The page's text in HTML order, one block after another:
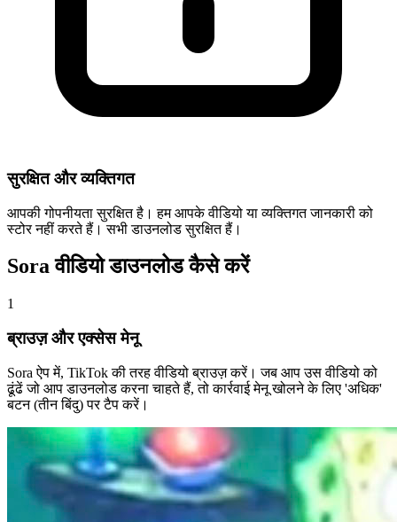
सुरक्षित और व्यक्तिगत
आपकी गोपनीयता सुरक्षित है। हम आपके वीडियो या व्यक्तिगत जानकारी को
स्टोर नहीं करते हैं। सभी डाउनलोड सुरक्षित हैं।
Sora वीडियो डाउनलोड कैसे करें
1
ब्राउज़ और एक्सेस मेनू
Sora ऐप में, TikTok की तरह वीडियो ब्राउज़ करें। जब आप उस वीडियो को
ढूंढें जो आप डाउनलोड करना चाहते हैं, तो कार्रवाई मेनू खोलने के लिए 'अधिक'
बटन (तीन बिंदु) पर टैप करें।